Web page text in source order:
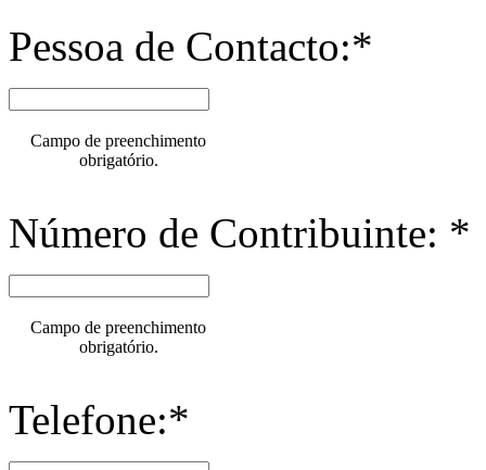
Pessoa de Contacto:*
Campo de preenchimento
obrigatório.
Número de Contribuinte: *
Campo de preenchimento
obrigatório.
Telefone:*